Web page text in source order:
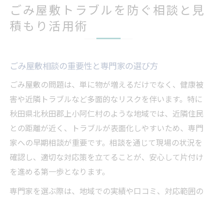
ごみ屋敷トラブルを防ぐ相談と見
積もり活用術
ごみ屋敷相談の重要性と専門家の選び方
ごみ屋敷の問題は、単に物が増えるだけでなく、健康被
害や近隣トラブルなど多面的なリスクを伴います。特に
秋田県北秋田郡上小阿仁村のような地域では、近隣住民
との距離が近く、トラブルが表面化しやすいため、専門
家への早期相談が重要です。相談を通じて現場の状況を
確認し、適切な対応策を立てることが、安心して片付け
を進める第一歩となります。
専門家を選ぶ際は、地域での実績や口コミ、対応範囲の